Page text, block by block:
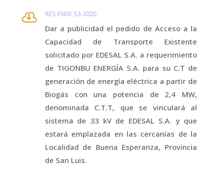
 RES ENRE 53-2020
Dar a publicidad el pedido de Acceso a la
Capacidad de Transporte Existente
solicitado por EDESAL S.A. a requerimiento
de TIGONBU ENERGÍA S.A. para su C.T de
generación de energía eléctrica a partir de
Biogás con una potencia de 2,4 MW,
denominada C.T.T, que se vinculará al
sistema de 33 kV de EDESAL S.A. y que
estará emplazada en las cercanías de la
Localidad de Buena Esperanza, Provincia
de San Luis.